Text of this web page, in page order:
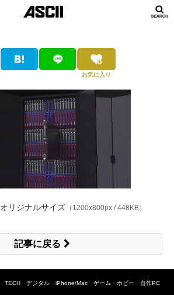
お気に入り
オリジナルサイズ （1200x800px / 448KB）
記事に戻る
TECH デジタル iPhone/Mac ゲーム・ホビー 自作PC